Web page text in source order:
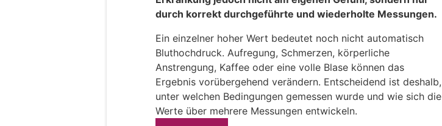
durch korrekt durchgeführte und wiederholte Messungen.
Ein einzelner hoher Wert bedeutet noch nicht automatisch
Bluthochdruck. Aufregung, Schmerzen, körperliche
Anstrengung, Kaffee oder eine volle Blase können das
Ergebnis vorübergehend verändern. Entscheidend ist deshalb,
unter welchen Bedingungen gemessen wurde und wie sich die
Werte über mehrere Messungen entwickeln.